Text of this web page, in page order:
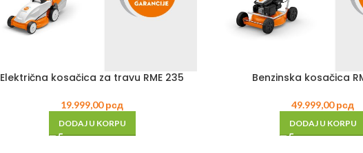
Električna kosačica za travu RME 235
19.999,00рсд
DODAJ U KORPU
Benzinska kosačica
49.999,00рсд
DODAJ U KORPU